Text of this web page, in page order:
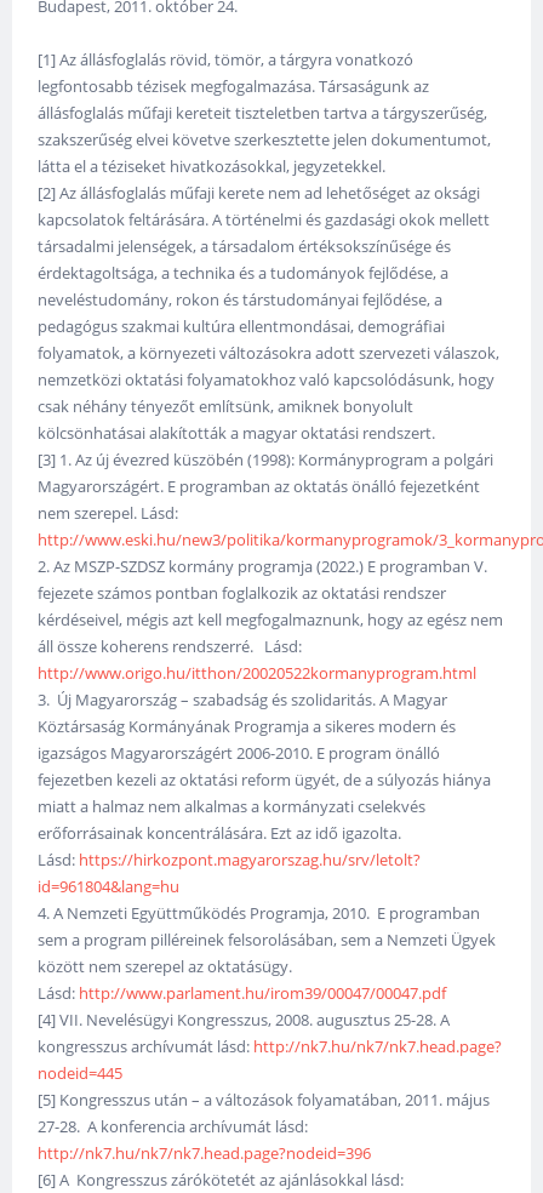
Budapest, 2011. október 24.
[1] Az állásfoglalás rövid, tömör, a tárgyra vonatkozó
legfontosabb tézisek megfogalmazása. Társaságunk az
állásfoglalás műfaji kereteit tiszteletben tartva a tárgyszerűség,
szakszerűség elvei követve szerkesztette jelen dokumentumot,
látta el a téziseket hivatkozásokkal, jegyzetekkel.
[2] Az állásfoglalás műfaji kerete nem ad lehetőséget az oksági
kapcsolatok feltárására. A történelmi és gazdasági okok mellett
társadalmi jelenségek, a társadalom értéksokszínűsége és
érdektagoltsága, a technika és a tudományok fejlődése, a
neveléstudomány, rokon és társtudományai fejlődése, a
pedagógus szakmai kultúra ellentmondásai, demográfiai
folyamatok, a környezeti változásokra adott szervezeti válaszok,
nemzetközi oktatási folyamatokhoz való kapcsolódásunk, hogy
csak néhány tényezőt említsünk, amiknek bonyolult
kölcsönhatásai alakították a magyar oktatási rendszert.
[3] 1. Az új évezred küszöbén (1998): Kormányprogram a polgári
Magyarországért. E programban az oktatás önálló fejezetként
nem szerepel. Lásd:
http://www.eski.hu/new3/politika/kormanyprogramok/
2. Az MSZP-SZDSZ kormány programja (2022.) E programban V.
fejezete számos pontban foglalkozik az oktatási rendszer
kérdéseivel, mégis azt kell megfogalmaznunk, hogy az egész nem
áll össze koherens rendszerré. Lásd:
http://www.origo.hu/itthon/20020522kormanyprogram.html
3. Új Magyarország – szabadság és szolidaritás. A Magyar
Köztársaság Kormányának Programja a sikeres modern és
igazságos Magyarországért 2006-2010. E program önálló
fejezetben kezeli az oktatási reform ügyét, de a súlyozás hiánya
miatt a halmaz nem alkalmas a kormányzati cselekvés
erőforrásainak koncentrálására. Ezt az idő igazolta.
Lásd: https://hirkozpont.magyarorszag.hu/srv/letolt?
id=961804&lang=hu
4. A Nemzeti Együttműködés Programja, 2010. E programban
sem a program pilléreinek felsorolásában, sem a Nemzeti Ügyek
között nem szerepel az oktatásügy.
Lásd: http://www.parlament.hu/irom39/00047/00047.pdf
[4] VII. Nevelésügyi Kongresszus, 2008. augusztus 25-28. A
kongresszus archívumát lásd: http://nk7.hu/nk7/nk7.head.page?
nodeid=445
[5] Kongresszus után – a változások folyamatában, 2011. május
27-28. A konferencia archívumát lásd:
http://nk7.hu/nk7/nk7.head.page?nodeid=396
[6] A Kongresszus zárókötetét az ajánlásokkal lásd: